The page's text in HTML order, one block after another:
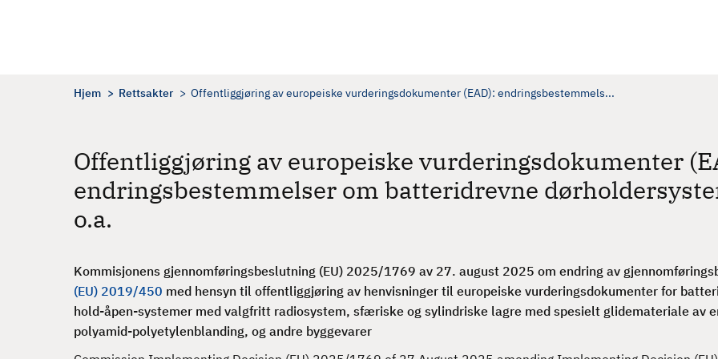
Hjem Rettsakter Offentliggjøring av europeiske vurderingsdokumenter (EAD): endringsbestemmels...
Offentliggjøring av europeiske vurderingsdokumenter
endringsbestemmelser om batteridrevne
o.a.
Kommisjonens gjennomføringsbeslutning (EU) 2025/1769 av 27. august 2025 om endring av
(EU) 2019/450 med hensyn til offentliggjøring av henvisninger til europeiske vurderingsdokumenter for
hold-åpen-systemer med valgfritt radiosystem, sfæriske og sylindriske lagre med spesielt glidemateriale av
polyamid-polyetylenblanding, og andre byggevarer